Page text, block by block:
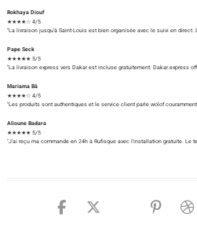
Rokhaya Diouf
★★★★☆ 4/5
"La livraison jusqu'à Saint-Louis est bien organisée avec le suivi en
Pape Seck
★★★★★ 5/5
"La livraison express vers Dakar est incluse gratuitement. Dakar.express
Mariama Bâ
★★★★☆ 4/5
"Les produits sont authentiques et le service client parle wolof
Alioune Badara
★★★★★ 5/5
"J'ai reçu ma commande en 24h à Rufisque avec l'installation gratuite. Le
facebook
twitter
google